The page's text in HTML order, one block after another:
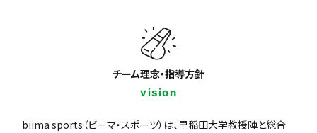
チーム理念・指導方針
vision
biima sports（ビーマ・スポーツ）は、早稲田大学教授陣と総合